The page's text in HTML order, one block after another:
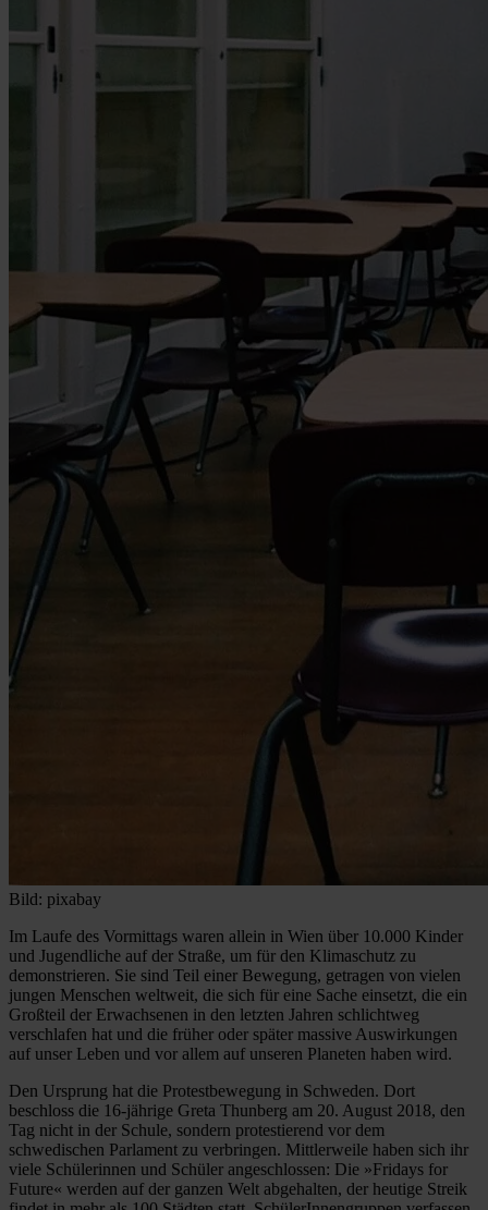
Bild: pixabay
Im Laufe des Vormittags waren allein in Wien über 10.000 Kinder
und Jugendliche auf der Straße, um für den Klimaschutz zu
demonstrieren. Sie sind Teil einer Bewegung, getragen von vielen
jungen Menschen weltweit, die sich für eine Sache einsetzt, die ein
Großteil der Erwachsenen in den letzten Jahren schlichtweg
verschlafen hat und die früher oder später massive Auswirkungen
auf unser Leben und vor allem auf unseren Planeten haben wird.
Den Ursprung hat die Protestbewegung in Schweden. Dort
beschloss die 16-jährige Greta Thunberg am 20. August 2018, den
Tag nicht in der Schule, sondern protestierend vor dem
schwedischen Parlament zu verbringen. Mittlerweile haben sich ihr
viele Schülerinnen und Schüler angeschlossen: Die »Fridays for
Future« werden auf der ganzen Welt abgehalten, der heutige Streik